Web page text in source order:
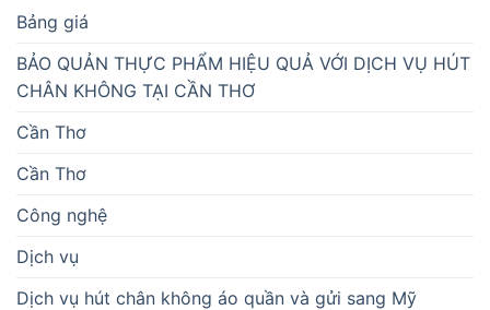
Bảng giá
BẢO QUẢN THỰC PHẨM HIỆU QUẢ VỚI DỊCH VỤ HÚT
CHÂN KHÔNG TẠI CẦN THƠ
Cần Thơ
Cần Thơ
Công nghệ
Dịch vụ
Dịch vụ hút chân không áo quần và gửi sang Mỹ